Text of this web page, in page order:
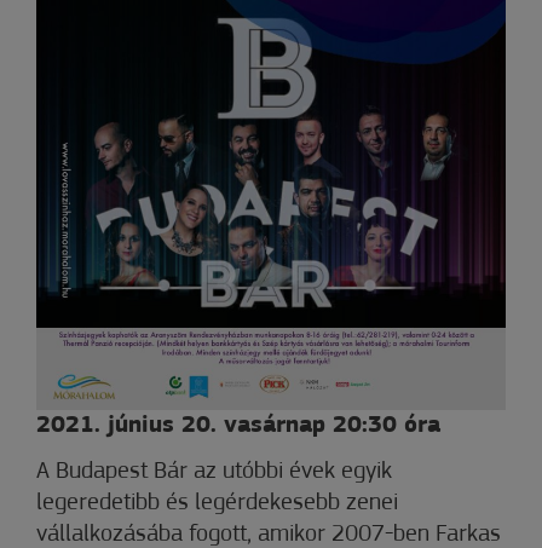
2021. június 20. vasárnap 20:30 óra
A Budapest Bár az utóbbi évek egyik
legeredetibb és legérdekesebb zenei
vállalkozásába fogott, amikor 2007-ben Farkas